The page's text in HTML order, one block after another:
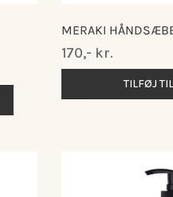
MERAKI
Normalpris
170,- kr.
TILFØJ